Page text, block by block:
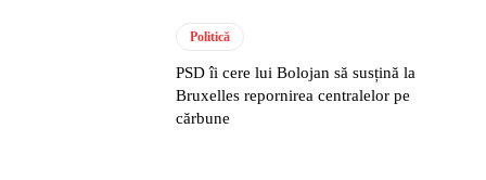
Politică
PSD îi cere lui Bolojan să susțină la
Bruxelles repornirea centralelor pe
cărbune